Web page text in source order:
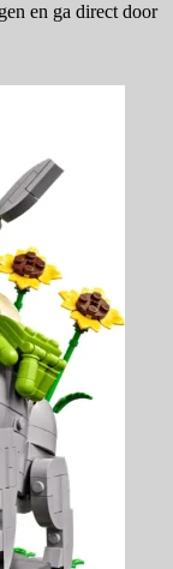
en ga direct door